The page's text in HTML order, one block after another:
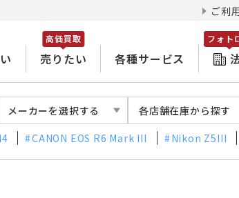
ご利
売りたい
高価買取
各種サービス
フォト
メーカーを選択する 各店舗在庫から探す
CANON EOS R6 Mark III Nikon Z5III